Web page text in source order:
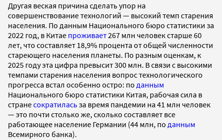
Другая веская причина сделать упор на
совершенствование технологий — высокий темп старения
населения. По данным Национального бюро статистики за
2022 год, в Китае проживает267 млн человек старше 60
лет, что составляет 18,9% процента от общей численности
стареющего населения планеты. По разным оценкам, к
2025 году эта цифра превысит 300 млн. В связи с высокими
темпами старения населения вопрос технологического
прогресса встал особенно остро: по данным
Национального бюро статистики Китая, рабочая сила в
странесократиласьза время пандемии на 41 млн человек
— это почти столько же, сколько составляет все
работающее население Германии (44 млн, по данным
Всемирного банка).